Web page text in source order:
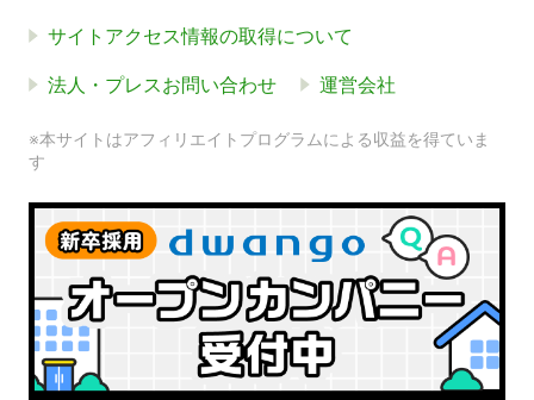
サイトアクセス情報の取得について
法人・プレスお問い合わせ 運営会社
※本サイトはアフィリエイトプログラムによる収益を得ていま
す